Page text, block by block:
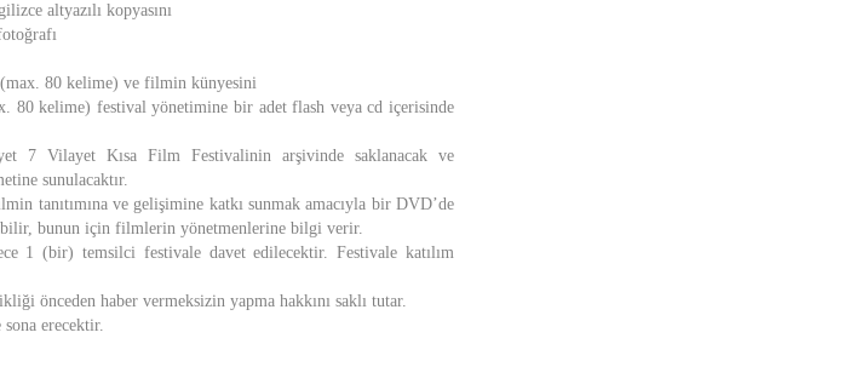
altyazılı kopyasını
80 kelime) ve filmin künyesini
80 kelime) festival yönetimine bir adet flash veya cd içerisinde
7 Vilayet Kısa Film Festivalinin arşivinde saklanacak ve
sunulacaktır.
tanıtımına ve gelişimine katkı sunmak amacıyla bir DVD’de
bunun için filmlerin yönetmenlerine bilgi verir.
1 (bir) temsilci festivale davet edilecektir. Festivale katılım
önceden haber vermeksizin yapma hakkını saklı tutar.
erecektir.